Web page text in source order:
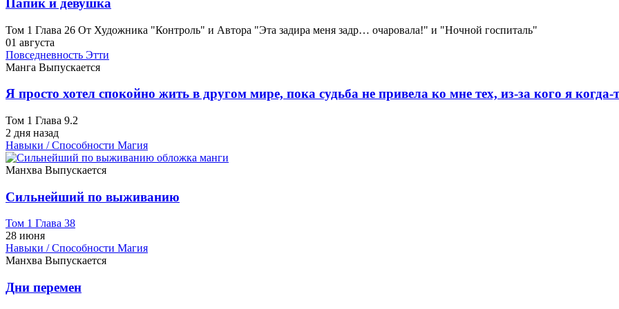
Папик и девушка
Том 1 Глава 26 От Художника "Контроль" и Автора "Эта задира меня задр… очаровала!" и "Ночной госпиталь"
01 августа
Повседневность Этти
Манга Выпускается
Я просто хотел спокойно жить в другом мире, пока судьба не привела ко мне тех, из-за кого я когда-
Том 1 Глава 9.2
2 дня назад
Навыки / Способности Магия
Манхва Выпускается
Сильнейший по выживанию
Том 1 Глава 38
28 июня
Навыки / Способности Магия
Манхва Выпускается
Дни перемен